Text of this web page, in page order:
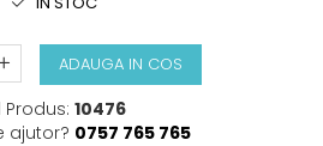
ADAUGA IN COS
10476
ajutor? 0757 765 765